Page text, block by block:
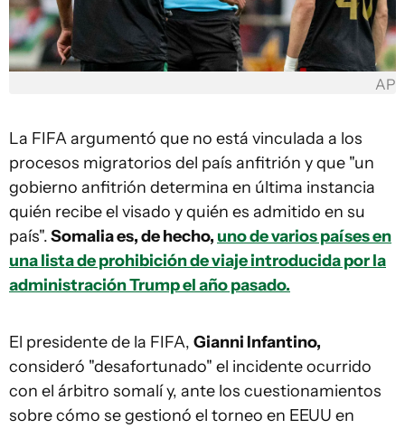
AP
La FIFA argumentó que no está vinculada a los
procesos migratorios del país anfitrión y que "un
gobierno anfitrión determina en última instancia
quién recibe el visado y quién es admitido en su
país".Somalia es, de hecho, uno de varios países en
una lista de prohibición de viaje introducida por la
administración Trump el año pasado.
El presidente de la FIFA, Gianni Infantino,
consideró "desafortunado" el incidente ocurrido
con el árbitro somalí y, ante los cuestionamientos
sobre cómo se gestionó el torneo en EEUU en